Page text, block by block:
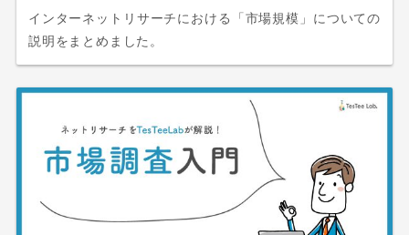
インターネットリサーチにおける「市場規模」についての
説明をまとめました。